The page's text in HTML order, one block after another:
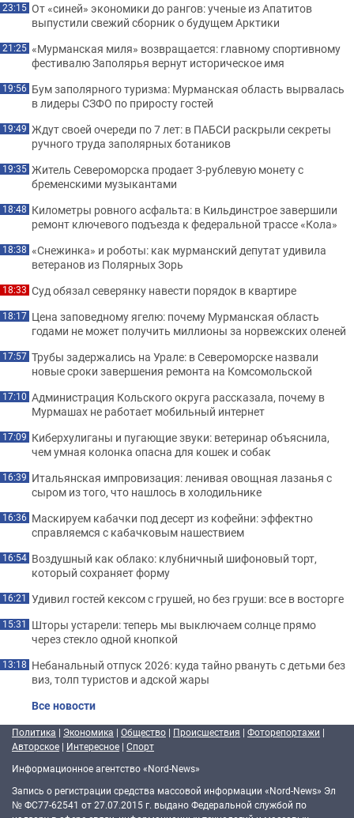
23:15 От «синей» экономики до рангов: ученые из Апатитов
выпустили свежий сборник о будущем Арктики
21:25 «Мурманская миля» возвращается: главному спортивному
фестивалю Заполярья вернут историческое имя
19:56 Бум заполярного туризма: Мурманская область вырвалась
в лидеры СЗФО по приросту гостей
19:49 Ждут своей очереди по 7 лет: в ПАБСИ раскрыли секреты
ручного труда заполярных ботаников
19:35 Житель Североморска продает 3-рублевую монету с
бременскими музыкантами
18:48 Километры ровного асфальта: в Кильдинстрое завершили
ремонт ключевого подъезда к федеральной трассе «Кола»
18:38 «Снежинка» и роботы: как мурманский депутат удивила
ветеранов из Полярных Зорь
18:33 Суд обязал северянку навести порядок в квартире
18:17 Цена заповедному ягелю: почему Мурманская область
годами не может получить миллионы за норвежских оленей
17:57 Трубы задержались на Урале: в Североморске назвали
новые сроки завершения ремонта на Комсомольской
17:10 Администрация Кольского округа рассказала, почему в
Мурмашах не работает мобильный интернет
17:09 Киберхулиганы и пугающие звуки: ветеринар объяснила,
чем умная колонка опасна для кошек и собак
16:39 Итальянская импровизация: ленивая овощная лазанья с
сыром из того, что нашлось в холодильнике
16:36 Маскируем кабачки под десерт из кофейни: эффектно
справляемся с кабачковым нашествием
16:54 Воздушный как облако: клубничный шифоновый торт,
который сохраняет форму
16:21 Удивил гостей кексом с грушей, но без груши: все в восторге
15:31 Шторы устарели: теперь мы выключаем солнце прямо
через стекло одной кнопкой
13:18 Небанальный отпуск 2026: куда тайно рвануть с детьми без
виз, толп туристов и адской жары
Все новости
Политика | Экономика | Общество | Происшествия | Фоторепортажи |
Авторское | Интересное | Спорт
Информационное агентство «Nord-News»
Запись о регистрации средства массовой информации «Nord-News» Эл
№ ФС77-62541 от 27.07.2015 г. выдано Федеральной службой по